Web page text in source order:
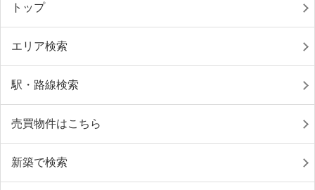
トップ
エリア検索
駅・路線検索
売買物件はこちら
新築で検索